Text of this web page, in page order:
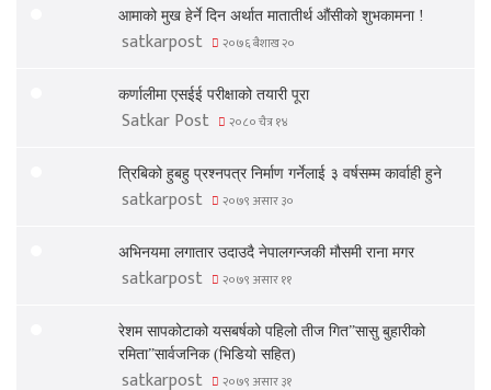
आमाको मुख हेर्ने दिन अर्थात मातातीर्थ औंसीको शुभकामना !
satkarpost २०७६ बैशाख २०
कर्णालीमा एसईई परीक्षाको तयारी पूरा
Satkar Post २०८० चैत्र १४
त्रिबिको हुबहु प्रश्नपत्र निर्माण गर्नेलाई ३ वर्षसम्म कार्वाही हुने
satkarpost २०७९ असार ३०
अभिनयमा लगातार उदाउदै नेपालगन्जकी मौसमी राना मगर
satkarpost २०७९ असार ११
रेशम सापकोटाको यसबर्षको पहिलो तीज गित”सासु बुहारीको
रमिता”सार्वजनिक (भिडियो सहित)
satkarpost २०७९ असार ३१